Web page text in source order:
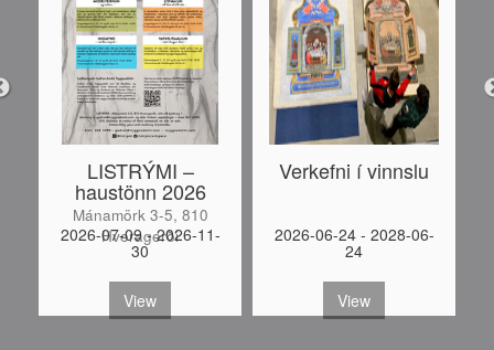
LISTRÝMI –
haustönn 2026
Mánamörk 3-5, 810
Hveragerði
2026-07-09 - 2026-11-
30
View
Verkefni í vinnslu
2026-06-24 - 2028-06-
24
View